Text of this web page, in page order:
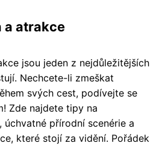
a atrakce
jsou jeden z nejdůležitějších
Nechcete-li zmeškat
svých cest, podívejte se
Zde najdete tipy na
úchvatné přírodní scenérie a
které stojí za vidění. Pořádek